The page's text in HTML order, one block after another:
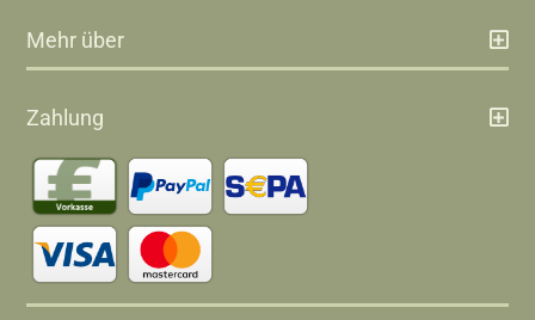
Mehr über
Zahlung